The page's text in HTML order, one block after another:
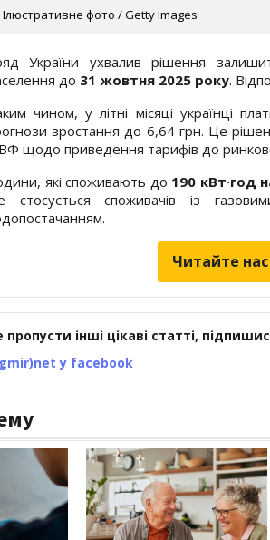
Ілюстративне фото / Getty Images
України ухвалив рішення
до 31 жовтня 2025 року.
чином, у літні місяці українці
зростання до 6,64 грн. Це
щодо приведення тарифів до
які споживають до 190 кВт·год
стосується споживачів із
Читайте
пропусти інші цікаві статті,
у facebook